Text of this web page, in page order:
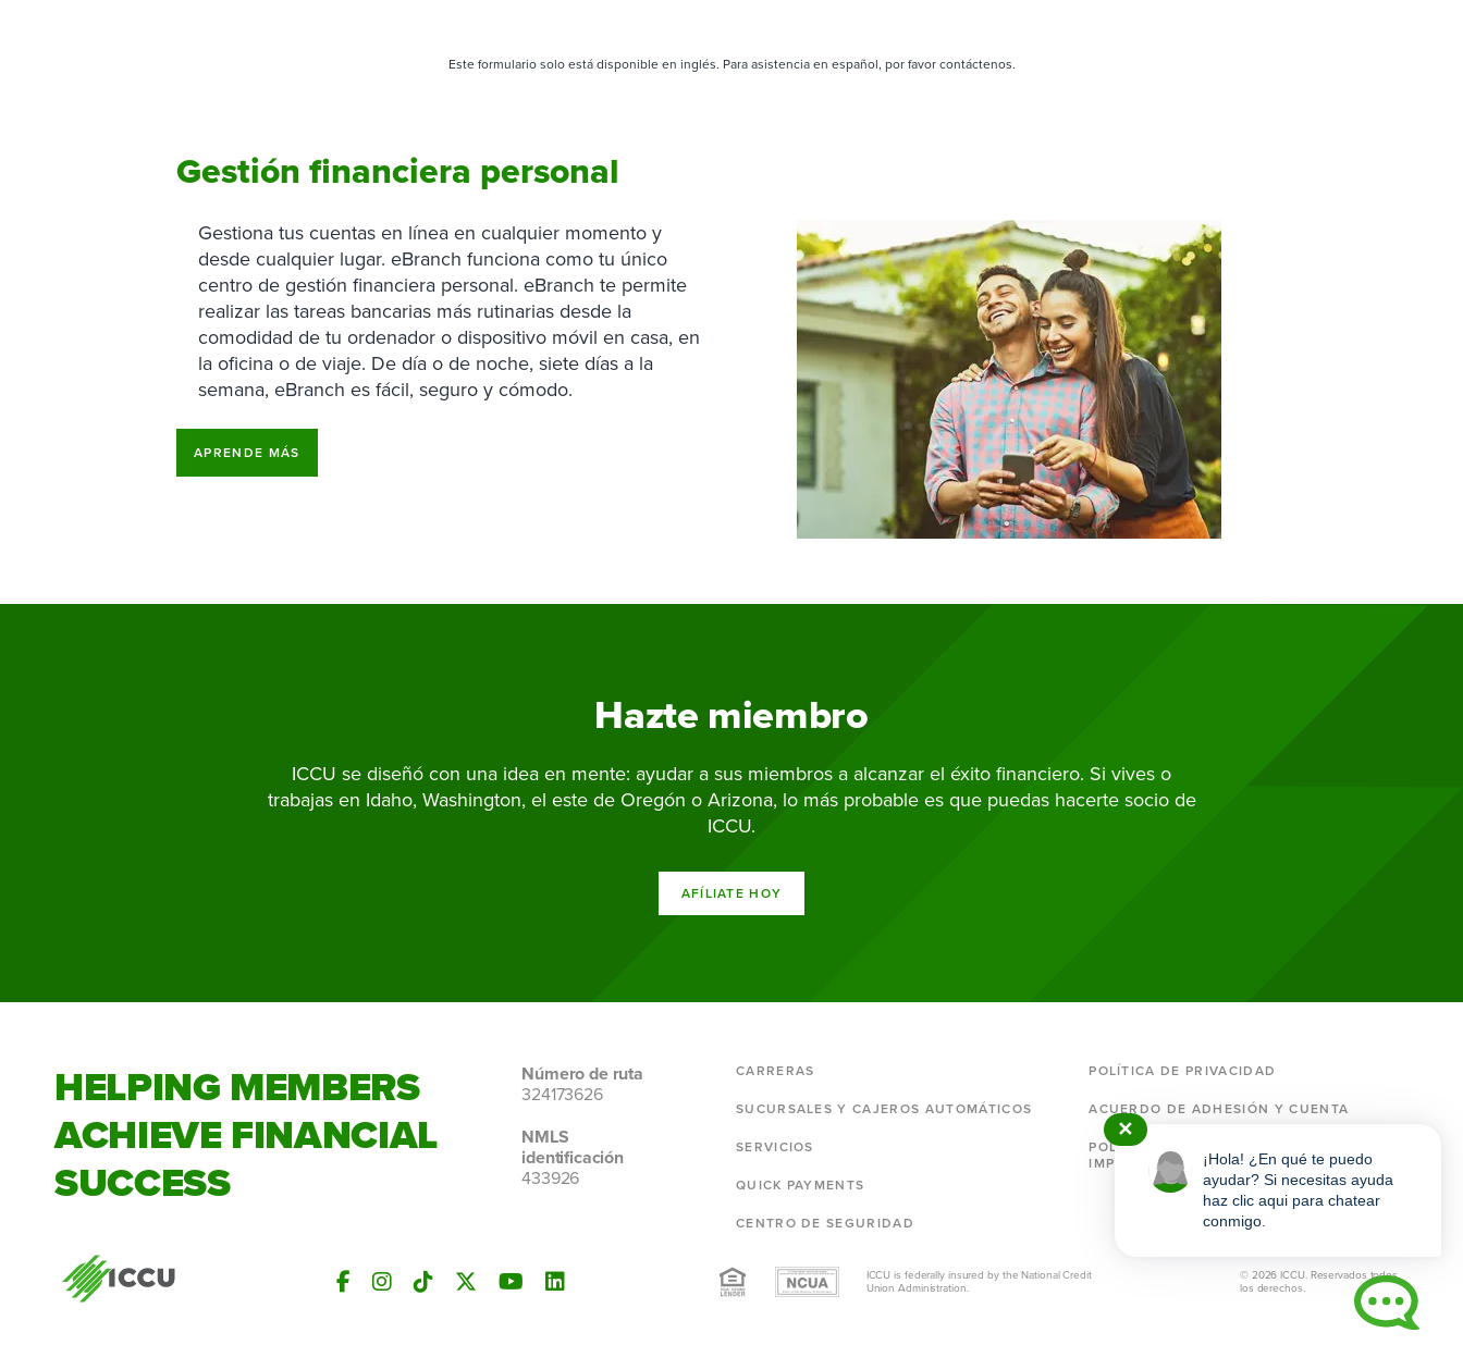
Este formulario solo está disponible en inglés. Para asistencia en español, por favor contáctenos.
Gestión financiera personal
Gestiona tus cuentas en línea en cualquier momento y
desde cualquier lugar. eBranch funciona como tu único
centro de gestión financiera personal. eBranch te permite
realizar las tareas bancarias más rutinarias desde la
comodidad de tu ordenador o dispositivo móvil en casa, en
la oficina o de viaje. De día o de noche, siete días a la
semana, eBranch es fácil, seguro y cómodo.
APRENDE MÁS
Hazte miembro
ICCU se diseñó con una idea en mente: ayudar a sus miembros a alcanzar el éxito financiero. Si vives o
trabajas en Idaho, Washington, el este de Oregón o Arizona, lo más probable es que puedas hacerte socio de
ICCU.
AFÍLIATE HOY
HELPING MEMBERS
ACHIEVE FINANCIAL
SUCCESS
Número de ruta
324173626
NMLS
identificación
433926
CARRERAS
SUCURSALES Y CAJEROS AUTOMÁTICOS
SERVICIOS
QUICK PAYMENTS
CENTRO DE SEGURIDAD
POLÍTICA DE PRIVACIDAD
ACUERDO DE ADHESIÓN Y CUENTA
POLÍTICAS Y DIVULGACIONES
IMPORTANTES
ICCU
ICCU is federally insured by the National Credit
Union Administration.
© 2026 ICCU. Reservados todos
los derechos.
✕
¡Hola! ¿En qué te puedo
ayudar? Si necesitas ayuda
haz clic aqui para chatear
conmigo.